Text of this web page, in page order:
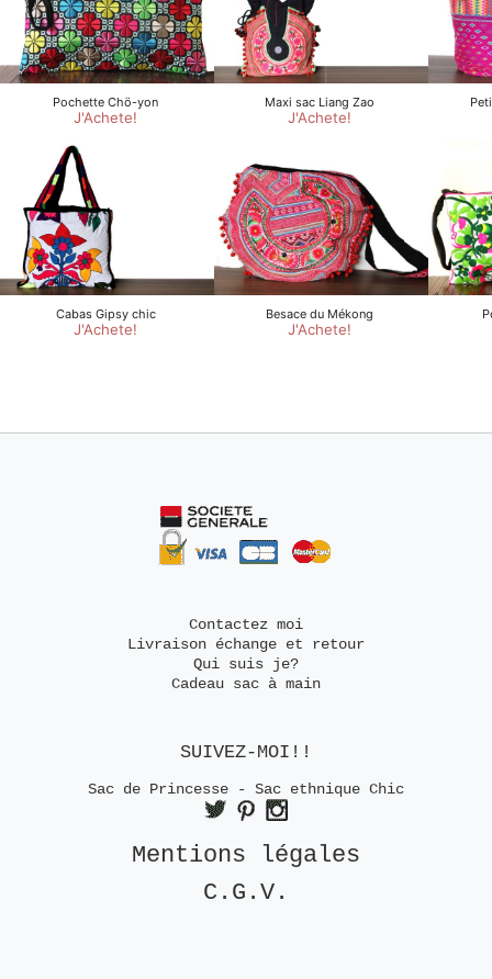
Contactez moi
Livraison échange et retour
Qui suis je?
Cadeau sac à main
SUIVEZ-MOI!!
Sac de Princesse - Sac ethnique Chic
Mentions légales
C.G.V.